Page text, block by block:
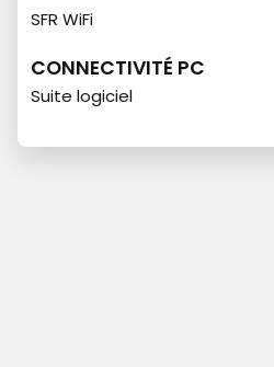
SFR WiFi
CONNECTIVITÉ PC
Suite logiciel